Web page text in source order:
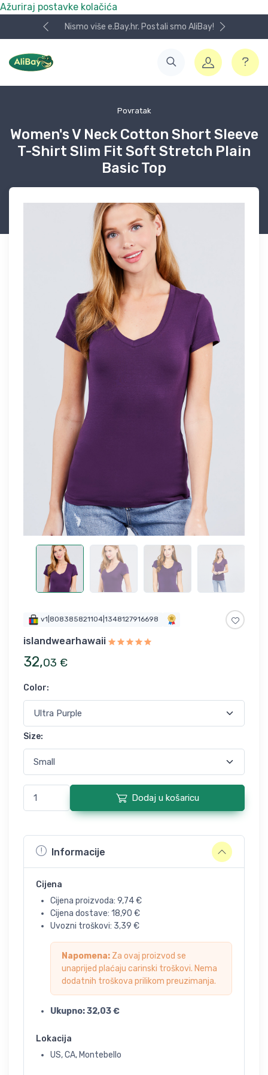
Ažuriraj postavke kolačića
Nismo više e.Bay.hr. Postali smo AliBay!
Povratak
Women's V Neck Cotton Short Sleeve
T-Shirt Slim Fit Soft Stretch Plain
Basic Top
v1|808385821104|1348127916698
islandwearhawaii
32,03 €
Color:
Size:
Dodaj u košaricu
Informacije
Cijena
Cijena proizvoda: 9,74€
Cijena dostave: 18,90 €
Uvozni troškovi: 3,39 €
Napomena: Za ovaj proizvod se
unaprijed plaćaju carinski troškovi. Nema
dodatnih troškova prilikom preuzimanja.
Ukupno:32,03€
Lokacija
US, CA, Montebello